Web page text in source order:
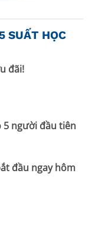
SUẤT HỌC
đãi!
5 người đầu tiên
đầu ngay hôm